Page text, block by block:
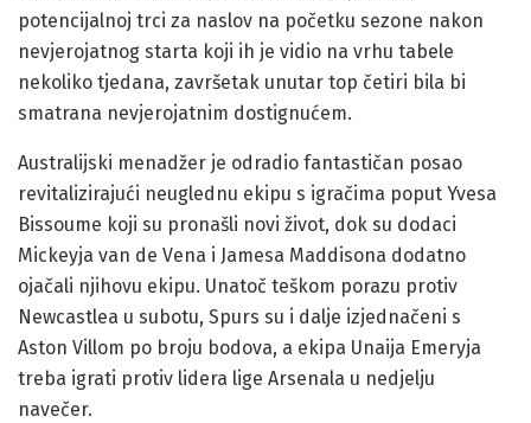
potencijalnoj trci za naslov na početku sezone nakon
nevjerojatnog starta koji ih je vidio na vrhu tabele
nekoliko tjedana, završetak unutar top četiri bila bi
smatrana nevjerojatnim dostignućem.
Australijski menadžer je odradio fantastičan posao
revitalizirajući neuglednu ekipu s igračima poput Yvesa
Bissoume koji su pronašli novi život, dok su dodaci
Mickeyja van de Vena i Jamesa Maddisona dodatno
ojačali njihovu ekipu. Unatoč teškom porazu protiv
Newcastlea u subotu, Spurs su i dalje izjednačeni s
Aston Villom po broju bodova, a ekipa Unaija Emeryja
treba igrati protiv lidera lige Arsenala u nedjelju
navečer.